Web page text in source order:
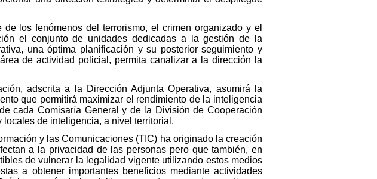
los fenómenos del terrorismo, el crimen organizado y el
el conjunto de unidades dedicadas a la gestión de la
una óptima planificación y su posterior seguimiento y
de actividad policial, permita canalizar a la dirección la
adscrita a la Dirección Adjunta Operativa, asumirá la
que permitirá maximizar el rendimiento de la inteligencia
cada Comisaría General y de la División de Cooperación
de inteligencia, a nivel territorial.
y las Comunicaciones (TIC) ha originado la creación
a la privacidad de las personas pero que también, en
de vulnerar la legalidad vigente utilizando estos medios
a obtener importantes beneficios mediante actividades